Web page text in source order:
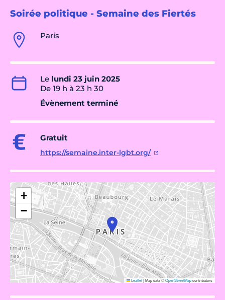
Soirée politique - Semaine des Fiertés
Paris
Le lundi 23 juin 2025
De 19 h à 23 h 30
Évènement terminé
Gratuit
https://semaine.inter-lgbt.org/
+
−
Leaflet|Map data ©OpenStreetMapcontributors